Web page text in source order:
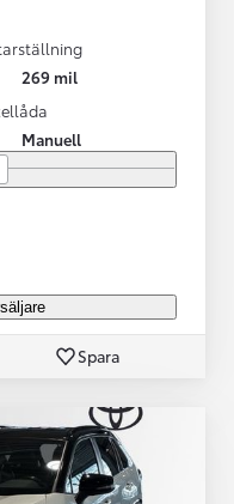
269 mil
Manuell
Spara